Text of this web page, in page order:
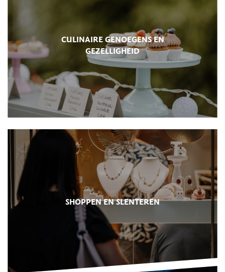
CULINAIRE GENOEGENS EN
GEZELLIGHEID
SHOPPEN EN SLENTEREN